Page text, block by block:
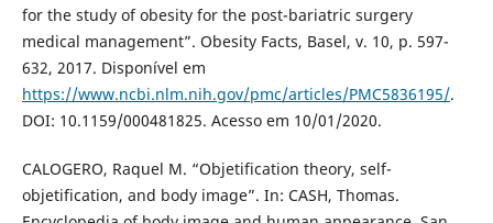
for the study of obesity for the post-bariatric surgery
medical management”. Obesity Facts, Basel, v. 10, p. 597-
632, 2017. Disponível em
https://www.ncbi.nlm.nih.gov/pmc/articles/PMC5836195/.
DOI: 10.1159/000481825. Acesso em 10/01/2020.
CALOGERO, Raquel M. “Objetification theory, self-
objetification, and body image”. In: CASH, Thomas.